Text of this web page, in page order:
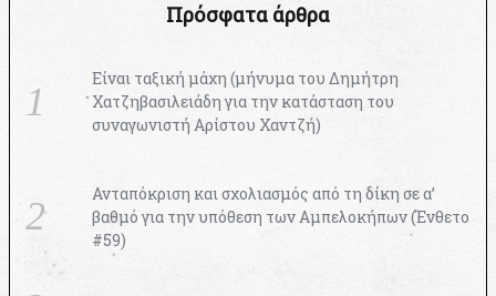
Πρόσφατα άρθρα
Είναι ταξική μάχη (μήνυμα του Δημήτρη
Χατζηβασιλειάδη για την κατάσταση του
συναγωνιστή Αρίστου Χαντζή)
Ανταπόκριση και σχολιασμός από τη δίκη σε α’
βαθμό για την υπόθεση των Αμπελοκήπων (Ένθετο
#59)